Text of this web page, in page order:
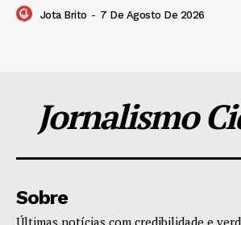
Jota Brito - 7 De Agosto De 2026
Jornalismo
Sobre
Últimas notícias com credibilidade e